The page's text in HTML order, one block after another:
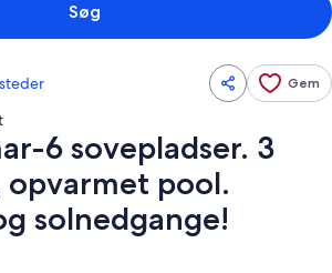
Søg
Gem
6 sovepladser. 3
opvarmet pool.
solnedgange!